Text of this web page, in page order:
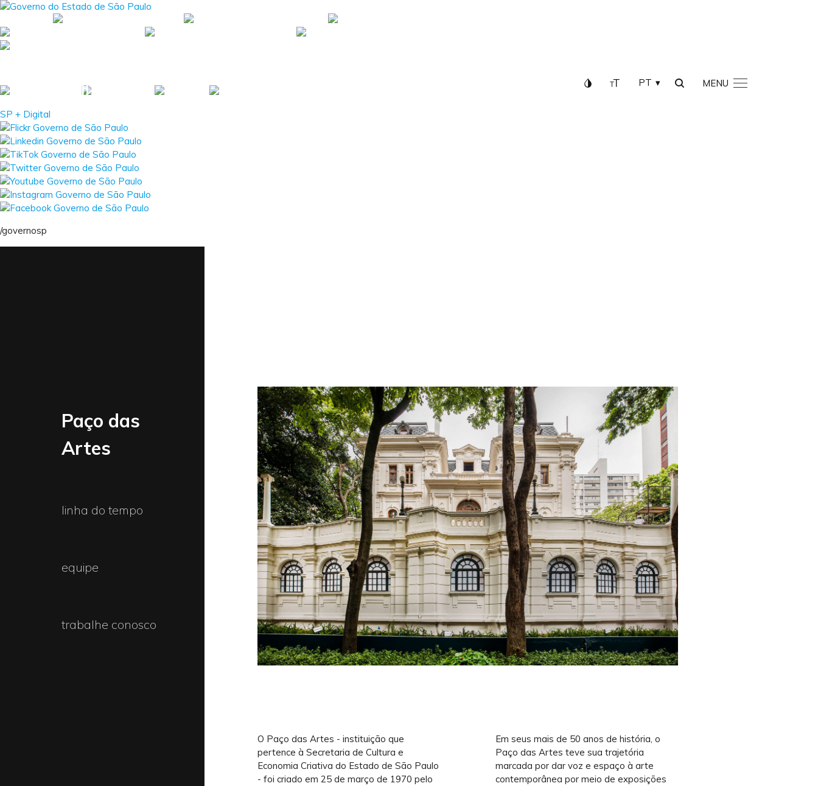
SP + Digital
/governosp
PT MENU
Paço das
Artes
linha do tempo
equipe
trabalhe conosco
O Paço das Artes - instituição que
pertence à Secretaria de Cultura e
Economia Criativa do Estado de São Paulo
- foi criado em 25 de março de 1970 pelo
Em seus mais de 50 anos de história, o
Paço das Artes teve sua trajetória
marcada por dar voz e espaço à arte
contemporânea por meio de exposições